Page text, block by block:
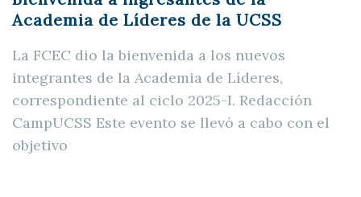
Academia de Líderes de la UCSS
La FCEC dio la bienvenida a los nuevos
integrantes de la Academia de Líderes,
correspondiente al ciclo 2025-I. Redacción
CampUCSS Este evento se llevó a cabo con el
objetivo